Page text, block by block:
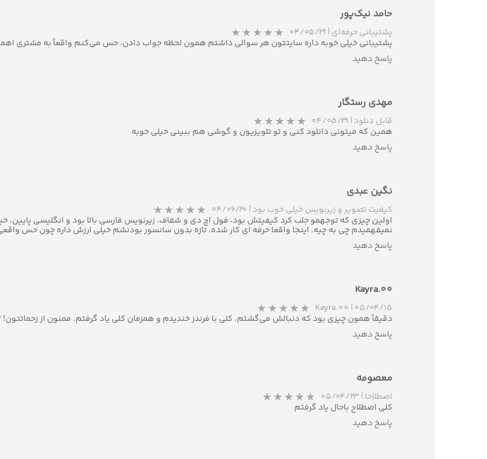
حامد نیک‌پور
پشتیبانی حرفه‌ای | ۰۴/۰۵/۳۱
پشتیبانی خیلی خوبه داره سایتتون هر سوالی داشتم همون لحظه جواب دادن. حس می‌کنم واقعاً به مشتری
پاسخ دهید
مهدی رستگار
قابل دنلود | ۰۴/۰۵/۳۱
همین که میتونی دانلود کنی و تو تلویزیون و گوشی هم ببینی خیلی خوبه
پاسخ دهید
نگین عبدی
کیفیت تصویر و زیرنویس خیلی خوب بود | ۰۴/۰۶/۲۰
اولین چیزی که توجهمو جلب کرد کیفیتش بود، فول اچ‌ دی و شفاف. زیرنویس فارسی بالا بود و انگلیسی پایین،
نمیفهمیدم چی به چیه. اینجا واقعا حرفه‌ ای کار شده. تازه بدون سانسور بودنشم خیلی ارزش داره چون حس
پاسخ دهید
Kayra.00
Kayra.00 | ۰۵/۰۴/۱۵
دقیقاً همون چیزی بود که دنبالش می‌گشتم. کلی با فرندز خندیدم و همزمان کلی یاد گرفتم. ممنون از زحماتتون!‌
پاسخ دهید
معصومه
اصطلاحا | ۰۵/۰۴/۲۳
کلی اصطلاح باحال یاد گرفتم
پاسخ دهید